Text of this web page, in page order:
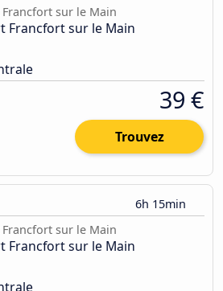
sur le Main
Francfort sur le Main
39 €
Trouvez
6h 15min
sur le Main
Francfort sur le Main